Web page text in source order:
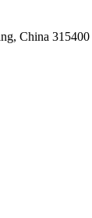
China 315400